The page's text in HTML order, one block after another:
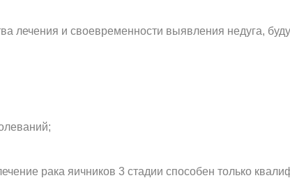
лечения и своевременности выявления недуга,
рака яичников 3 стадии способен только